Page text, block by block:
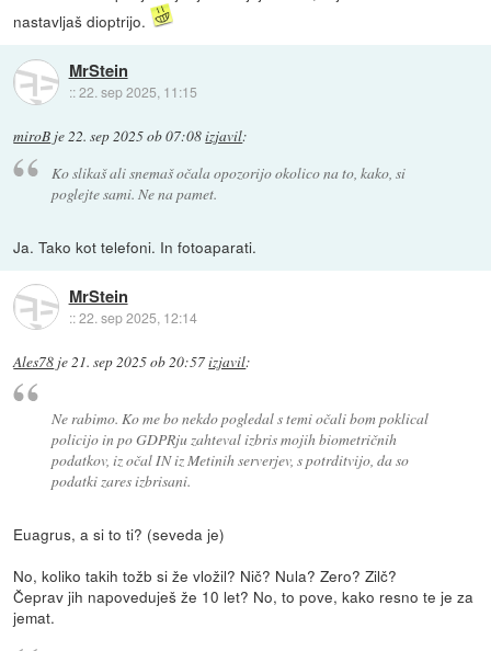
nastavljaš dioptrijo.
MrStein
::22. sep 2025, 11:15
miroB je22. sep 2025 ob 07:08izjavil:
Ko slikaš ali snemaš očala opozorijo okolico na to, kako, si
poglejte sami. Ne na pamet.
Ja. Tako kot telefoni. In fotoaparati.
MrStein
::22. sep 2025, 12:14
Ales78 je 21. sep 2025 ob 20:57izjavil:
Ne rabimo. Ko me bo nekdo pogledal s temi očali bom poklical
policijo in po GDPRju zahteval izbris mojih biometričnih
podatkov, iz očal IN iz Metinih serverjev, s potrditvijo, da so
podatki zares izbrisani.
Euagrus, a si to ti? (seveda je)
No, koliko takih tožb si že vložil? Nič? Nula? Zero? Zilč?
Čeprav jih napoveduješ že 10 let? No, to pove, kako resno te je za
jemat.